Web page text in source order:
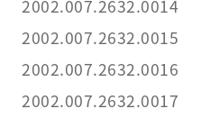
2002.007.2632.0014
2002.007.2632.0015
2002.007.2632.0016
2002.007.2632.0017